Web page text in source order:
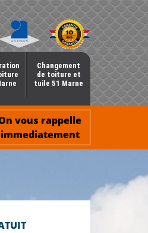
Changement
de toiture et
tuile 51 Marne
vous rappelle
immediatement